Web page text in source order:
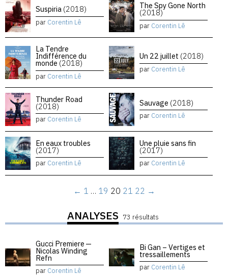
Suspiria (2018)
par Corentin Lê
The Spy Gone North
(2018)
par Corentin Lê
La Tendre
Indifférence du
monde (2018)
par Corentin Lê
Un 22 juillet (2018)
par Corentin Lê
Thunder Road
(2018)
par Corentin Lê
Sauvage (2018)
par Corentin Lê
En eaux troubles
(2017)
par Corentin Lê
Une pluie sans fin
(2017)
par Corentin Lê
← 1 … 19 20 21 22 →
ANALYSES 73 résultats
Gucci Premiere —
Nicolas Winding
Refn
par Corentin Lê
Bi Gan – Vertiges et
tressaillements
par Corentin Lê